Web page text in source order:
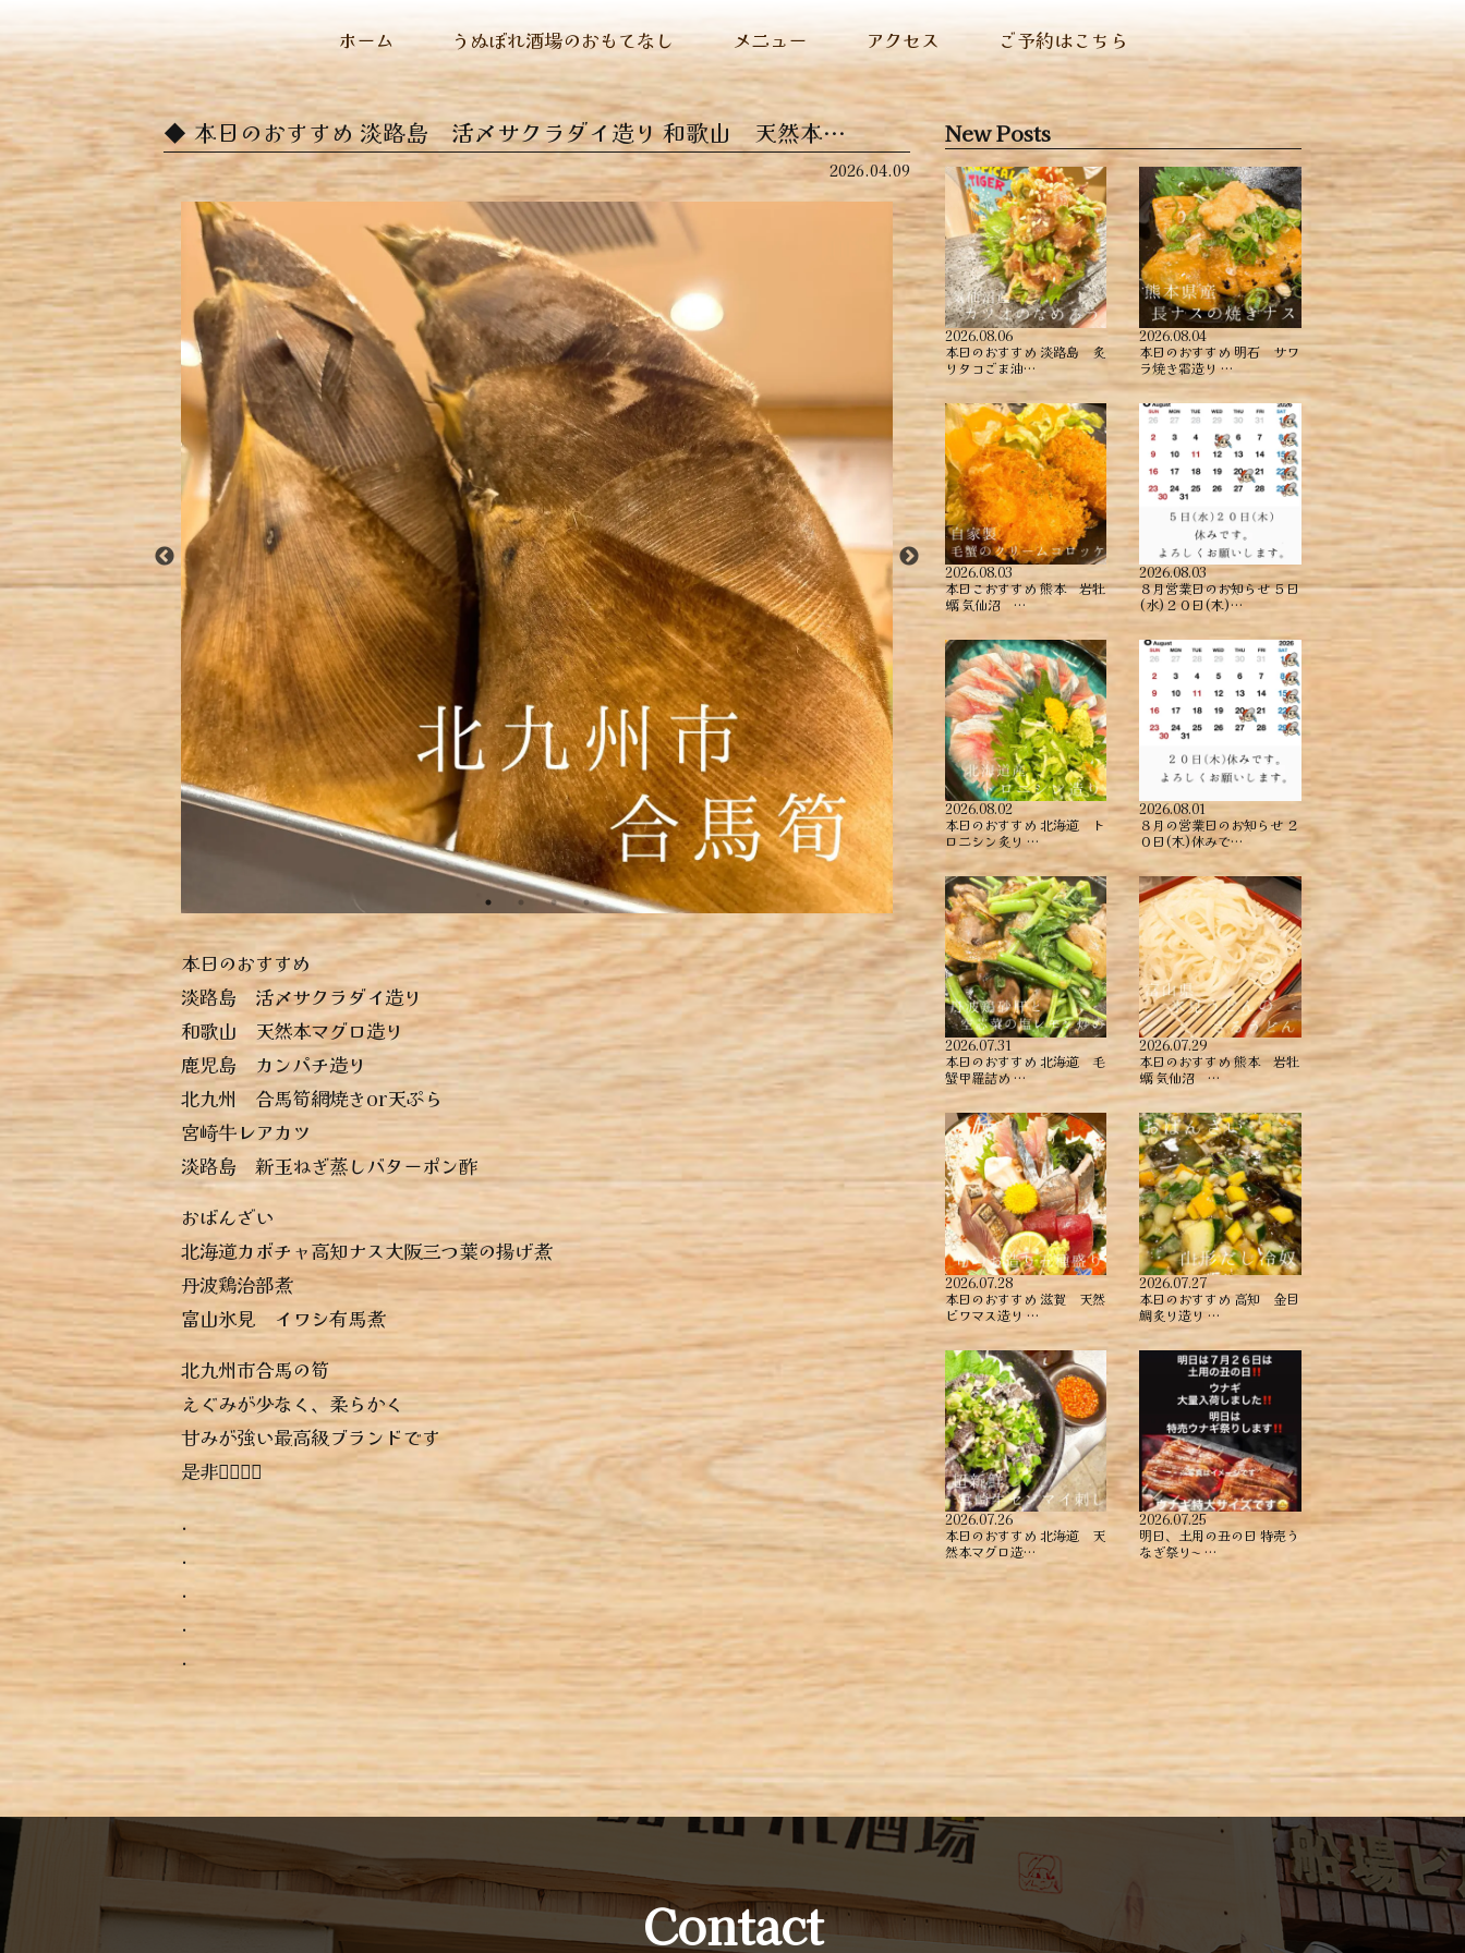
ホーム うぬぼれ酒場のおもてなし メニュー アクセス ご予約はこちら
本日のおすすめ ︎淡路島 活〆サクラダイ造り ︎和歌山 天然本…
2026.04.09
本日のおすすめ
︎淡路島 活〆サクラダイ造り
︎和歌山 天然本マグロ造り
︎鹿児島 カンパチ造り
︎北九州 合馬筍網焼きor天ぷら
︎宮崎牛レアカツ
︎淡路島 新玉ねぎ蒸しバターポン酢
おばんざい
︎北海道カボチャ高知ナス大阪三つ葉の揚げ煮
︎丹波鶏治部煮
︎富山氷見 イワシ有馬煮
北九州市合馬の筍
えぐみが少なく、柔らかく
甘みが強い最高級ブランドです
是非っ🏻‍🏻‍🏻‍
.
.
.
.
.
New Posts
2026.08.06
本日のおすすめ ︎淡路島 炙
りタコごま油…
2026.08.04
本日のおすすめ ︎明石 サワ
ラ焼き霜造り …
2026.08.03
本日こおすすめ ︎熊本 岩牡
蠣 ︎気仙沼 …
2026.08.03
８月営業日のお知らせ ５日
(水)２０日(木)…
2026.08.02
本日のおすすめ ︎北海道 ト
ロニシン炙り …
2026.08.01
８月の営業日のお知らせ ２
０日(木)休みで…
2026.07.31
本日のおすすめ ︎北海道 毛
蟹甲羅詰め ︎…
2026.07.29
本日のおすすめ ︎熊本 岩牡
蠣 ︎気仙沼 …
2026.07.28
本日のおすすめ ︎滋賀 天然
ビワマス造り …
2026.07.27
本日のおすすめ ︎高知 金目
鯛炙り造り ︎…
2026.07.26
本日のおすすめ ︎北海道 天
然本マグロ造…
2026.07.25
明日、土用の丑の日 特売う
なぎ祭り〜️️️ …
Contact